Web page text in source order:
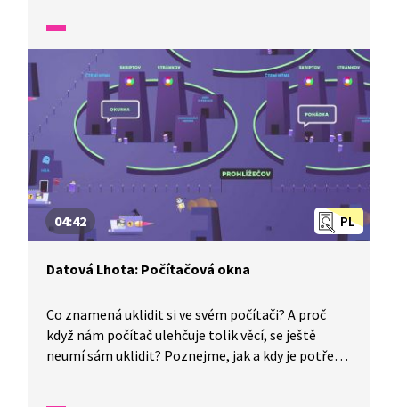
v průběhu let.
PL
04:42
Datová Lhota: Počítačová okna
Co znamená uklidit si ve svém počítači? A proč
když nám počítač ulehčuje tolik věcí, se ještě
neumí sám uklidit? Poznejme, jak a kdy je potřeba